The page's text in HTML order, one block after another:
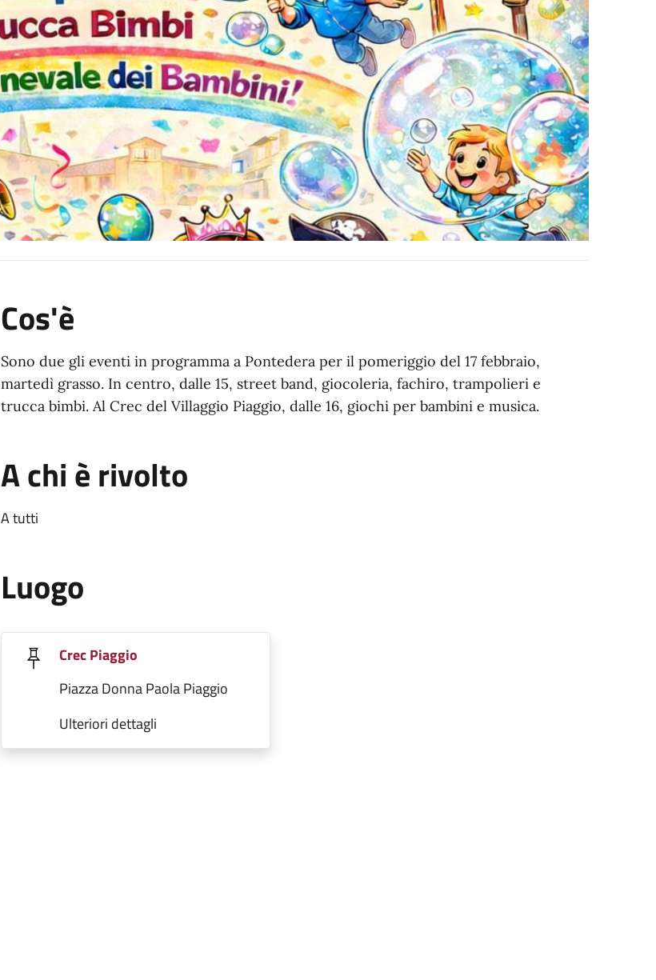
Cos'è
Sono due gli eventi in programma a Pontedera per il pomeriggio del 17 febbraio,
martedì grasso. In centro, dalle 15, street band, giocoleria, fachiro, trampolieri e
trucca bimbi. Al Crec del Villaggio Piaggio, dalle 16, giochi per bambini e musica.
A chi è rivolto
A tutti
Luogo
Crec Piaggio
Piazza Donna Paola Piaggio
Ulteriori dettagli